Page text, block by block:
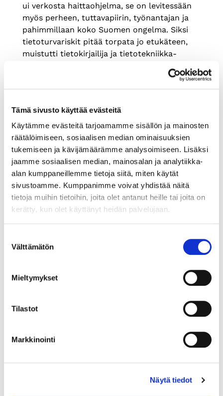
Tämä sivusto käyttää evästeitä
Käytämme evästeitä tarjoamamme sisällön ja mainosten
räätälöimiseen, sosiaalisen median ominaisuuksien
tukemiseen ja kävijämäärämme analysoimiseen. Lisäksi
jaamme sosiaalisen median, mainosalan ja analytiikka-
alan kumppaneillemme tietoja siitä, miten käytät
sivustoamme. Kumppanimme voivat yhdistää näitä
tietoja muihin tietoihin, joita olet antanut heille tai joita on
kerätty, kun olet käyttänyt heidän palvelujaan.
valinta
Välttämätön
Mieltymykset
Tilastot
Markkinointi
Näytä tiedot
ui verkosta haittaohjelma, se on levitessään
myös perheen, tuttavapiirin, työnantajan ja
pahimmillaan koko Suomen ongelma. Siksi
tietoturvariskit pitää torpata jo etukäteen,
muistutti tietokirjailija ja tietotekniikka-
Valmet – KoulutusOnlinen
Valmetilla Suomessa innostuttiin
nyt verkkokoulutukset ovat osa arkea.
koulutussisältö saavat Valmetin henkilöstöltä